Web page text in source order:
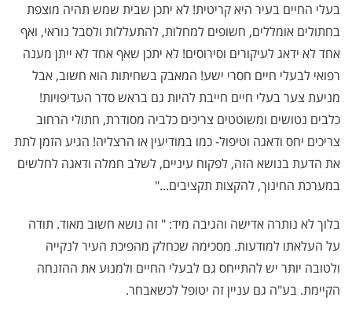
בעלי החיים בעיר היא קריטית! לא יתכן שבית שמש תהיה מוצפת
בחתולים אומללים, חשופים למחלות, להתעללות ולסבל נוראי, ואף
אחד לא ידאג לעיקורים וסירוסים! לא יתכן שאף אחד לא ייתן מענה
רפואי לבעלי חיים חסרי ישע! המאבק בשחיתות הוא חשוב, אבל
מניעת צער בעלי חיים חייבת להיות גם בראש סדר העדיפויות!
כלבים נטושים ומשוטטים צריכים כלביה מסודרת, חתולי הרחוב
צריכים יחס ודאגה וטיפול- כמו במודיעין או הרצליה! הגיע הזמן לתת
את הדעת בנושא הזה, לפקוח עיניים, לשלב חמלה ודאגה לחלשים
במערכת החינוך, להקצות תקציבים...
"
בלוך לא נותרה אדישה והגיבה מיד: " זה נושא חשוב מאוד. תודה
על העלאתו למודעות. מסכימה שכחלק מהפיכת העיר לנקייה
ולטובה יותר יש להתייחס גם לבעלי החיים ולמנוע את ההזנחה
הקיימת. בע"ה גם עניין זה יטופל לכשאבחר.